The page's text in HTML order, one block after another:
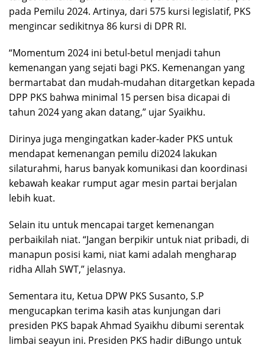
pada Pemilu 2024. Artinya, dari 575 kursi legislatif, PKS
mengincar sedikitnya 86 kursi di DPR RI.
“Momentum 2024 ini betul-betul menjadi tahun
kemenangan yang sejati bagi PKS. Kemenangan yang
bermartabat dan mudah-mudahan ditargetkan kepada
DPP PKS bahwa minimal 15 persen bisa dicapai di
tahun 2024 yang akan datang,” ujar Syaikhu.
Dirinya juga mengingatkan kader-kader PKS untuk
mendapat kemenangan pemilu di2024 lakukan
silaturahmi, harus banyak komunikasi dan koordinasi
kebawah keakar rumput agar mesin partai berjalan
lebih kuat.
‌Selain itu untuk mencapai target kemenangan
perbaikilah niat. “Jangan berpikir untuk niat pribadi, di
manapun posisi kami, niat kami adalah mengharap
ridha Allah SWT,” jelasnya.
Sementara itu, Ketua DPW PKS Susanto, S.P
mengucapkan terima kasih atas kunjungan dari
presiden PKS bapak Ahmad Syaikhu dibumi serentak
limbai seayun ini. Presiden PKS hadir diBungo untuk